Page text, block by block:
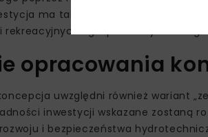
ma także wspierać
rekreacyjnych i gospodarczych w
opracowania
uwzględni również wariant
inwestycji wskazane zostaną
i bezpieczeństwa